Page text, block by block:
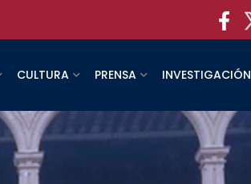
CULTURA PRENSA INVESTIGACIÓN